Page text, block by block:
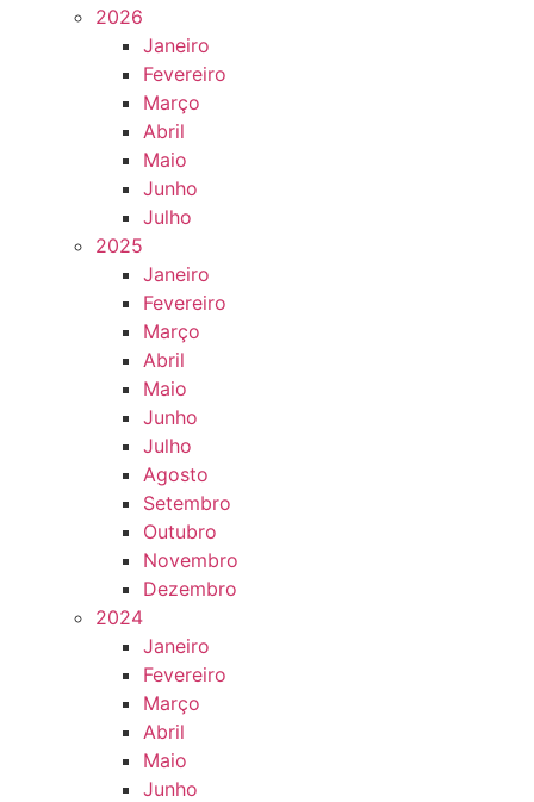
2026
Janeiro
Fevereiro
Março
Abril
Maio
Junho
Julho
2025
Janeiro
Fevereiro
Março
Abril
Maio
Junho
Julho
Agosto
Setembro
Outubro
Novembro
Dezembro
2024
Janeiro
Fevereiro
Março
Abril
Maio
Junho